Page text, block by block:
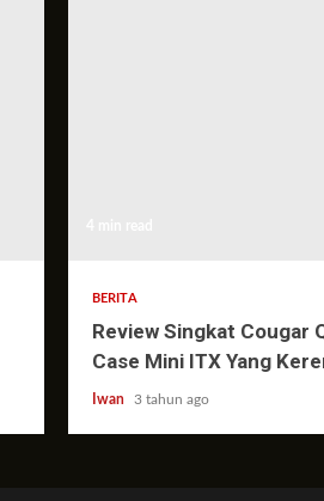
BERITA
Review Singkat Cougar
Case Mini ITX Yang
Iwan 3 tahun ago